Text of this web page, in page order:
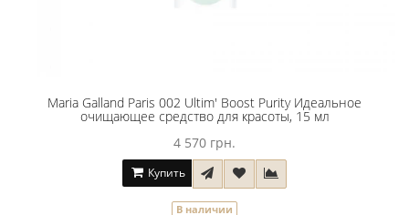
Maria Galland Paris 002 Ultim' Boost Purity Идеальное
очищающее средство для красоты, 15 мл
4 570 грн.
Купить
В наличии